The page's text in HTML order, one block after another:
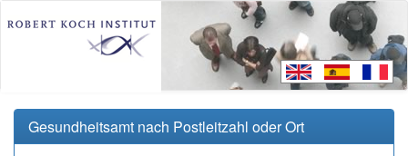
Gesundheitsamt nach Postleitzahl oder Ort